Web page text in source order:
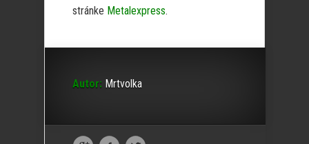
stránke Metalexpress.
Autor: Mrtvolka